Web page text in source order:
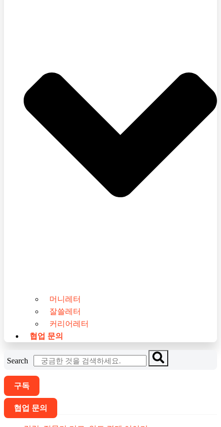
머니레터
잘쓸레터
커리어레터
협업 문의
Search
구독
협업 문의